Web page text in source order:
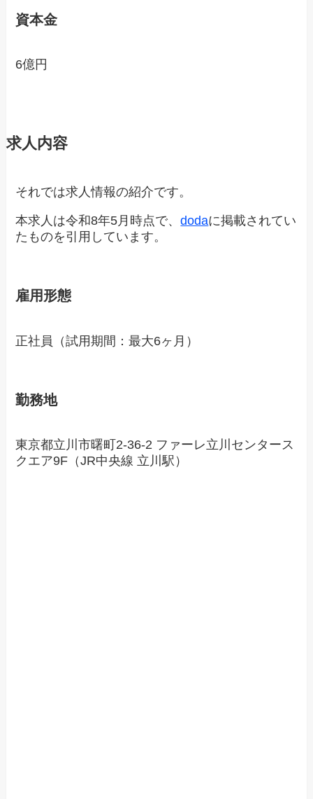
資本金
6億円
求人内容
それでは求人情報の紹介です。
本求人は令和8年5月時点で、dodaに掲載されてい
たものを引用しています。
雇用形態
正社員（試用期間：最大6ヶ月）
勤務地
東京都立川市曙町2-36-2 ファーレ立川センタース
クエア9F（JR中央線 立川駅）